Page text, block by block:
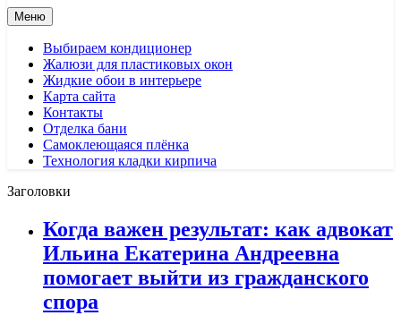
Меню
Выбираем кондиционер
Жалюзи для пластиковых окон
Жидкие обои в интерьере
Карта сайта
Контакты
Отделка бани
Самоклеющаяся плёнка
Технология кладки кирпича
Заголовки
Когда важен результат: как адвокат
Ильина Екатерина Андреевна
помогает выйти из гражданского
спора